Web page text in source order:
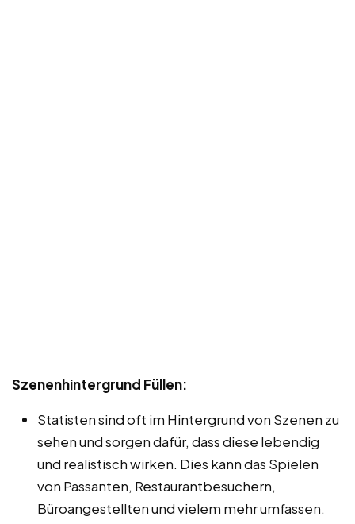
Szenenhintergrund Füllen:
Statisten sind oft im Hintergrund von Szenen zu
sehen und sorgen dafür, dass diese lebendig
und realistisch wirken. Dies kann das Spielen
von Passanten, Restaurantbesuchern,
Büroangestellten und vielem mehr umfassen.